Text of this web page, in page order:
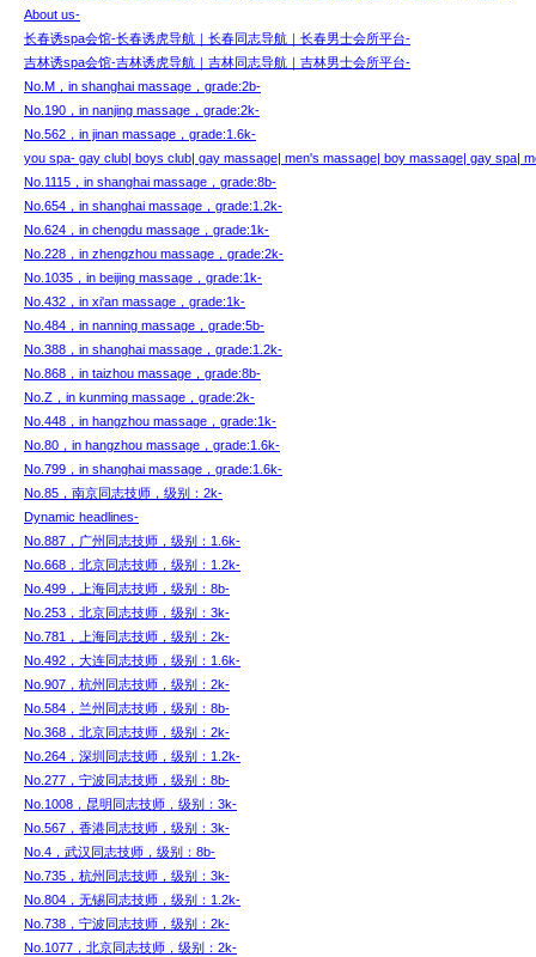
About us-
长春诱spa会馆-长春诱虎导航｜长春同志导航｜长春男士会所平台-
吉林诱spa会馆-吉林诱虎导航｜吉林同志导航｜吉林男士会所平台-
No.M，in shanghai massage，grade:2b-
No.190，in nanjing massage，grade:2k-
No.562，in jinan massage，grade:1.6k-
you spa- gay club| boys club| gay massage| men's massage| boy massage| gay spa|
No.1115，in shanghai massage，grade:8b-
No.654，in shanghai massage，grade:1.2k-
No.624，in chengdu massage，grade:1k-
No.228，in zhengzhou massage，grade:2k-
No.1035，in beijing massage，grade:1k-
No.432，in xi'an massage，grade:1k-
No.484，in nanning massage，grade:5b-
No.388，in shanghai massage，grade:1.2k-
No.868，in taizhou massage，grade:8b-
No.Z，in kunming massage，grade:2k-
No.448，in hangzhou massage，grade:1k-
No.80，in hangzhou massage，grade:1.6k-
No.799，in shanghai massage，grade:1.6k-
No.85，南京同志技师，级别：2k-
Dynamic headlines-
No.887，广州同志技师，级别：1.6k-
No.668，北京同志技师，级别：1.2k-
No.499，上海同志技师，级别：8b-
No.253，北京同志技师，级别：3k-
No.781，上海同志技师，级别：2k-
No.492，大连同志技师，级别：1.6k-
No.907，杭州同志技师，级别：2k-
No.584，兰州同志技师，级别：8b-
No.368，北京同志技师，级别：2k-
No.264，深圳同志技师，级别：1.2k-
No.277，宁波同志技师，级别：8b-
No.1008，昆明同志技师，级别：3k-
No.567，香港同志技师，级别：3k-
No.4，武汉同志技师，级别：8b-
No.735，杭州同志技师，级别：3k-
No.804，无锡同志技师，级别：1.2k-
No.738，宁波同志技师，级别：2k-
No.1077，北京同志技师，级别：2k-